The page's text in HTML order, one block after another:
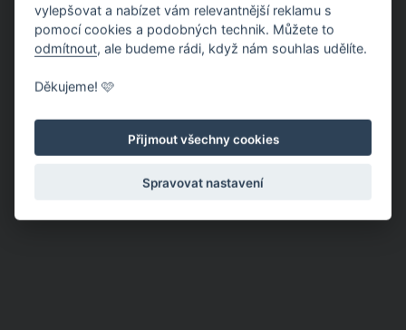
vylepšovat a nabízet vám relevantnější reklamu s
pomocí cookies a podobných technik. Můžete to
odmítnout, ale budeme rádi, když nám souhlas udělíte.
Děkujeme! 🩷
Přijmout všechny cookies
Spravovat nastavení